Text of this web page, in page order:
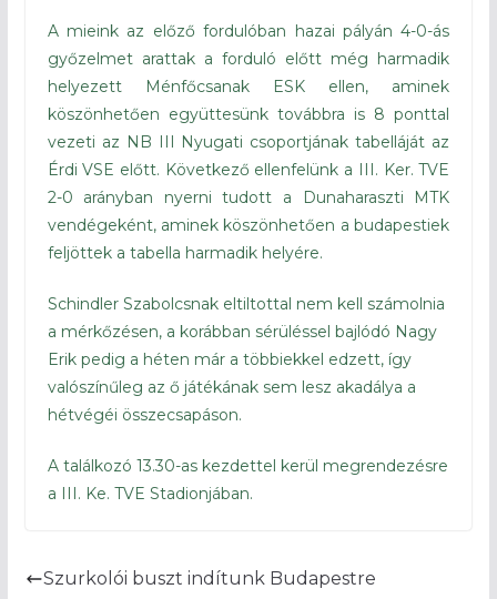
A mieink az előző fordulóban hazai pályán 4-0-ás
győzelmet arattak a forduló előtt még harmadik
helyezett Ménfőcsanak ESK ellen, aminek
köszönhetően együttesünk továbbra is 8 ponttal
vezeti az NB III Nyugati csoportjának tabelláját az
Érdi VSE előtt. Következő ellenfelünk a III. Ker. TVE
2-0 arányban nyerni tudott a Dunaharaszti MTK
vendégeként, aminek köszönhetően a budapestiek
feljöttek a tabella harmadik helyére.
Schindler Szabolcsnak eltiltottal nem kell számolnia
a mérkőzésen, a korábban sérüléssel bajlódó Nagy
Erik pedig a héten már a többiekkel edzett, így
valószínűleg az ő játékának sem lesz akadálya a
hétvégéi összecsapáson.
A találkozó 13.30-as kezdettel kerül megrendezésre
a III. Ke. TVE Stadionjában.
Szurkolói buszt indítunk Budapestre